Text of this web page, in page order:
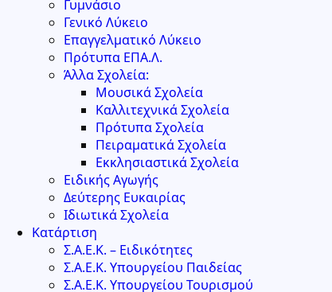
Γυμνάσιο
Γενικό Λύκειο
Επαγγελματικό Λύκειο
Πρότυπα ΕΠΑ.Λ.
Άλλα Σχολεία:
Μουσικά Σχολεία
Καλλιτεχνικά Σχολεία
Πρότυπα Σχολεία
Πειραματικά Σχολεία
Εκκλησιαστικά Σχολεία
Ειδικής Αγωγής
Δεύτερης Ευκαιρίας
Ιδιωτικά Σχολεία
Κατάρτιση
Σ.Α.Ε.Κ. – Ειδικότητες
Σ.Α.Ε.Κ. Υπουργείου Παιδείας
Σ.Α.Ε.Κ. Υπουργείου Τουρισμού